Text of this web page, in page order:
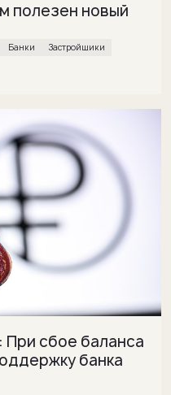
полезен новый
банки
застройщики
сбое баланса
банка